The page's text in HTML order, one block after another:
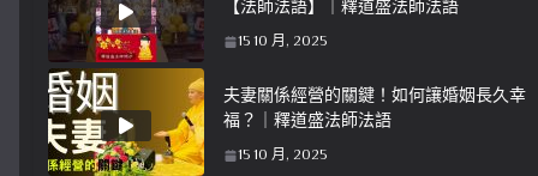
【法師法語】｜釋道盛法師法語
15 10 月, 2025
夫妻關係經營的關鍵！如何讓婚姻長久幸
福？｜釋道盛法師法語
15 10 月, 2025